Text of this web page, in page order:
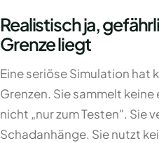
Realistisch ja,
Grenze liegt
Eine seriöse Simulation hat
Grenzen. Sie sammelt
nicht „nur zum Testen". Sie
Schadanhänge. Sie nutzt